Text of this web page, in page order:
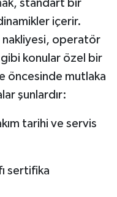
standart bir
içerir.
nakliyesi, operatör
konular özel bir
öncesinde mutlaka
şunlardır:
tarihi ve servis
sertifika